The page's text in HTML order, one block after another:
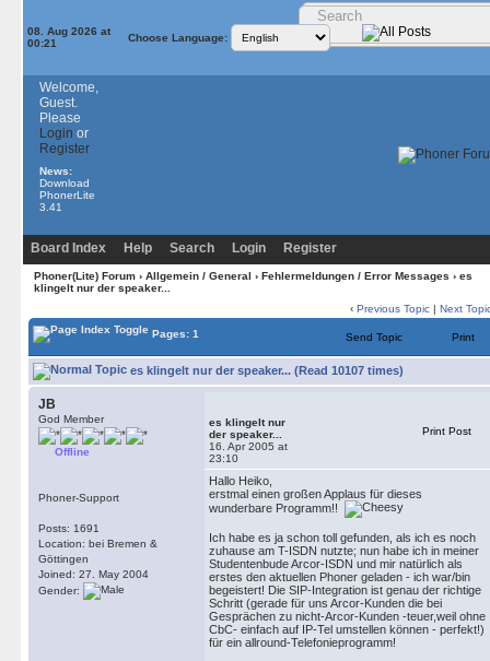
08. Aug 2026 at
00:21
Choose Language:
Welcome,
Guest.
Please
Login or
Register
News:
Download
PhonerLite
3.41
Board Index Help Search Login Register
Phoner(Lite) Forum› Allgemein / General › Fehlermeldungen / Error Messages › es
klingelt nur der speaker...
‹ Previous Topic | Next
Pages: 1 Send Topic Print
es klingelt nur der speaker... (Read 10107 times)
JB
God Member
Offline
Phoner-Support
Posts: 1691
Location: bei Bremen &
Göttingen
Joined: 27. May 2004
Gender:
es klingelt nur
der speaker...
16. Apr 2005 at
23:10
Print Post
Hallo Heiko,
erstmal einen großen Applaus für dieses
wunderbare Programm!!
Ich habe es ja schon toll gefunden, als ich es noch
zuhause am T-ISDN nutzte; nun habe ich in meiner
Studentenbude Arcor-ISDN und mir natürlich als
erstes den aktuellen Phoner geladen - ich war/bin
begeistert! Die SIP-Integration ist genau der richtige
Schritt (gerade für uns Arcor-Kunden die bei
Gesprächen zu nicht-Arcor-Kunden -teuer,weil ohne
CbC- einfach auf IP-Tel umstellen können - perfekt!)
für ein allround-Telefonieprogramm!